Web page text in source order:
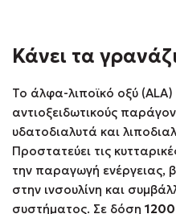
Κάνει τα
Το άλφα-λιποϊκό οξύ (ALA)
αντιοξειδωτικούς
υδατοδιαλυτά και
Προστατεύει τις
την παραγωγή ενέργειας,
στην ινσουλίνη και
συστήματος. Σε δόση